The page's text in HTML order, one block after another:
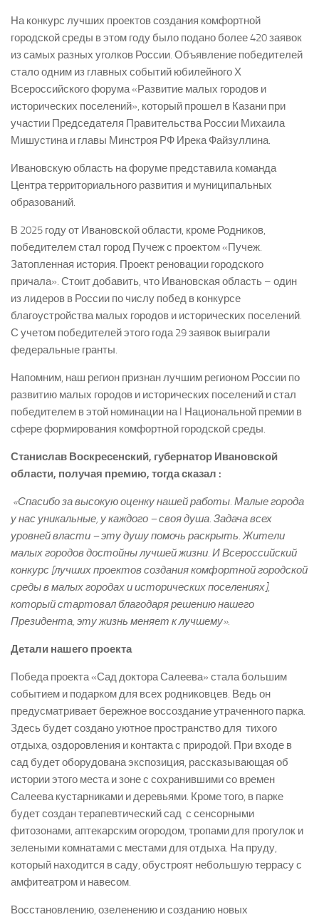
На конкурс лучших проектов создания комфортной
городской среды в этом году было подано более 420 заявок
из самых разных уголков России. Объявление победителей
стало одним из главных событий юбилейного Х
Всероссийского форума «Развитие малых городов и
исторических поселений», который прошел в Казани при
участии Председателя Правительства России Михаила
Мишустина и главы Минстроя РФ Ирека Файзуллина.
Ивановскую область на форуме представила команда
Центра территориального развития и муниципальных
образований.
В 2025 году от Ивановской области, кроме Родников,
победителем стал город Пучеж с проектом «Пучеж.
Затопленная история. Проект реновации городского
причала». Стоит добавить, что Ивановская область – один
из лидеров в России по числу побед в конкурсе
благоустройства малых городов и исторических поселений.
С учетом победителей этого года 29 заявок выиграли
федеральные гранты.
Напомним, наш регион признан лучшим регионом России по
развитию малых городов и исторических поселений и стал
победителем в этой номинации на I Национальной премии в
сфере формирования комфортной городской среды.
Станислав Воскресенский, губернатор Ивановской
области, получая премию, тогда сказал :
«Спасибо за высокую оценку нашей работы. Малые города
у нас уникальные, у каждого – своя душа. Задача всех
уровней власти – эту душу помочь раскрыть. Жители
малых городов достойны лучшей жизни. И Всероссийский
конкурс [лучших проектов создания комфортной городской
среды в малых городах и исторических поселениях],
который стартовал благодаря решению нашего
Президента, эту жизнь меняет к лучшему».
Детали нашего проекта
Победа проекта «Сад доктора Салеева» стала большим
событием и подарком для всех родниковцев. Ведь он
предусматривает бережное воссоздание утраченного парка.
Здесь будет создано уютное пространство для тихого
отдыха, оздоровления и контакта с природой. При входе в
сад будет оборудована экспозиция, рассказывающая об
истории этого места и зоне с сохранившими со времен
Салеева кустарниками и деревьями. Кроме того, в парке
будет создан терапевтический сад с сенсорными
фитозонами, аптекарским огородом, тропами для прогулок и
зелеными комнатами с местами для отдыха. На пруду,
который находится в саду, обустроят небольшую террасу с
амфитеатром и навесом.
Восстановлению, озеленению и созданию новых